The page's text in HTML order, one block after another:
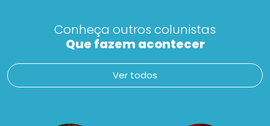
Conheça outros colunistas
Que fazem acontecer
Ver todos